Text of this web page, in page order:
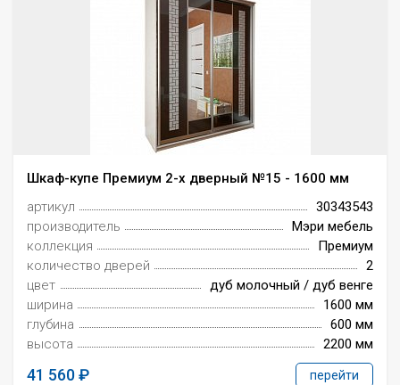
Шкаф-купе Премиум 2-х дверный №15 - 1600 мм
артикул
30343543
производитель
Мэри мебель
коллекция
Премиум
количество дверей
2
цвет
дуб молочный / дуб венге
ширина
1600 мм
глубина
600 мм
высота
2200 мм
41 560 перейти
Средства по уходу за мебелью